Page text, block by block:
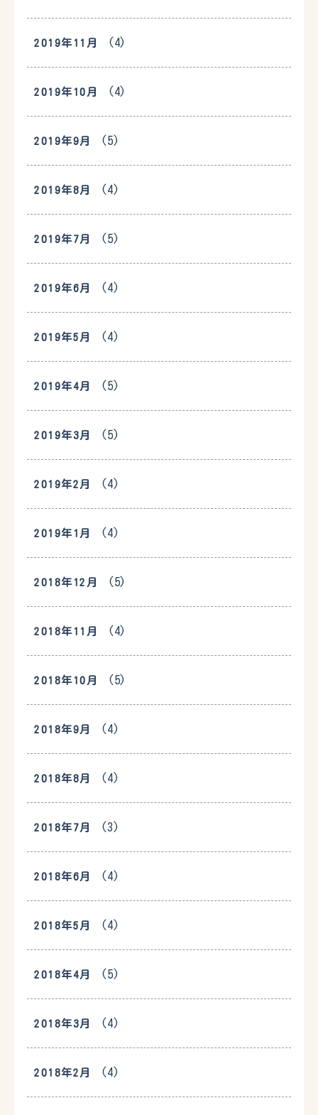
2019年11月 (4)
2019年10月 (4)
2019年9月 (5)
2019年8月 (4)
2019年7月 (5)
2019年6月 (4)
2019年5月 (4)
2019年4月 (5)
2019年3月 (5)
2019年2月 (4)
2019年1月 (4)
2018年12月 (5)
2018年11月 (4)
2018年10月 (5)
2018年9月 (4)
2018年8月 (4)
2018年7月 (3)
2018年6月 (4)
2018年5月 (4)
2018年4月 (5)
2018年3月 (4)
2018年2月 (4)